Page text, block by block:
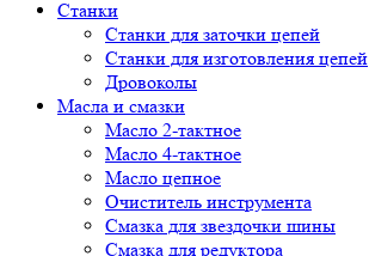
Станки
Cтанки для заточки цепей
Станки для изготовления цепей
Дровоколы
Масла и смазки
Масло 2-тактное
Масло 4-тактное
Масло цепное
Очиститель инструмента
Смазка для звездочки шины
Смазка для редуктора